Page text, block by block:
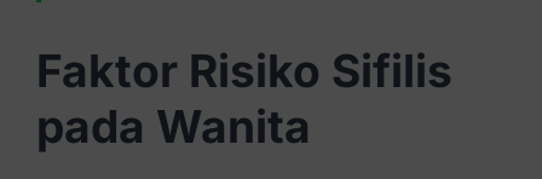
Faktor Risiko Sifilis
pada Wanita